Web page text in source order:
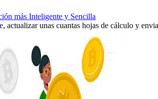
más Inteligente y Sencilla
actualizar unas cuantas hojas de cálculo y